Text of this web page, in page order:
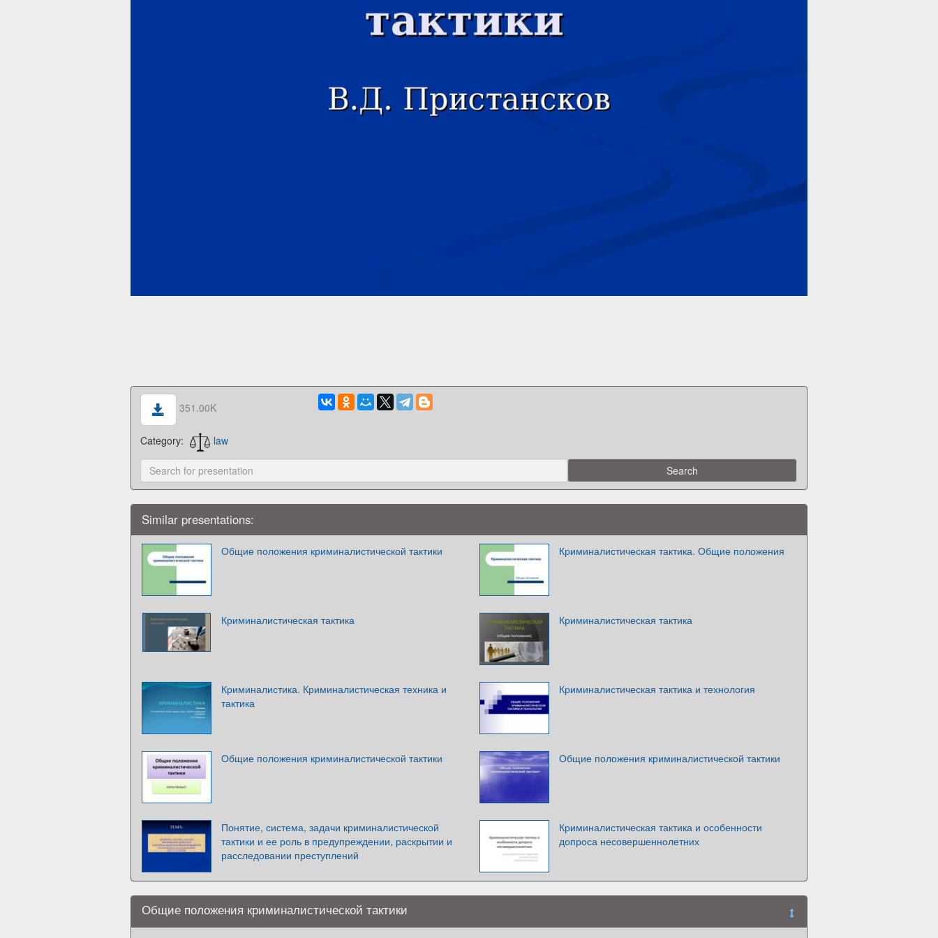
351.00K
Category: law
Similar presentations:
Общие положения криминалистической тактики Криминалистическая тактика. Общие положения
Криминалистическая тактика Криминалистическая тактика
Криминалистика. Криминалистическая техника и
тактика
Криминалистическая тактика и технология
Общие положения криминалистической тактики Общие положения криминалистической тактики
Понятие, система, задачи криминалистической
тактики и ее роль в предупреждении, раскрытии и
расследовании преступлений
Криминалистическая тактика и особенности
допроса несовершеннолетних
Общие положения криминалистической тактики